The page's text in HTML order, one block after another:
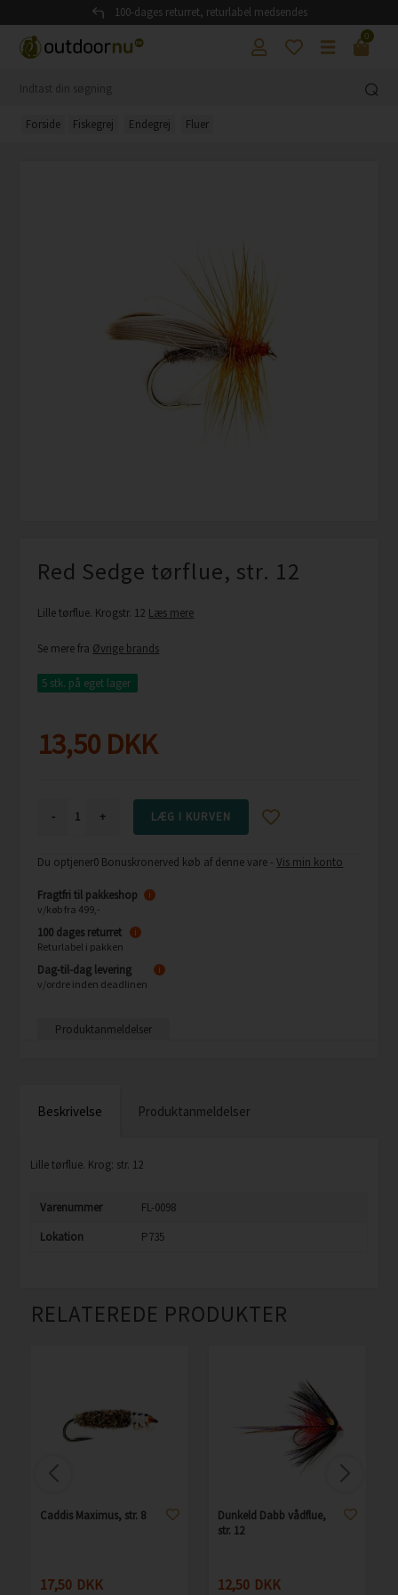
100-dages returret, returlabel medsendes
0
Forside Fiskegrej Endegrej Fluer
Red Sedge tørflue, str. 12
Lille tørflue. Krogstr. 12 Læs mere
Se mere fra Øvrige brands
5 stk. på eget lager
13,50 DKK
- +
Du optjener0 Bonuskronerved køb af denne vare -Vis min konto
Fragtfri til pakkeshop
v/køb fra 499,-
i
100 dages returret
Returlabel i pakken
i
Dag-til-dag levering
v/ordre inden deadlinen
i
Produktanmeldelser
Beskrivelse Produktanmeldelser
Lille tørflue. Krog: str. 12
Varenummer
FL-0098
Lokation
P735
RELATEREDE PRODUKTER
Caddis Maximus, str. 8
17,50 DKK
Dunkeld Dabb vådflue,
str. 12
12,50 DKK